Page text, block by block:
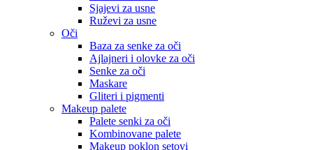
Sjajevi za usne
Ruževi za usne
Oči
Baza za senke za oči
Ajlajneri i olovke za oči
Senke za oči
Maskare
Gliteri i pigmenti
Makeup palete
Palete senki za oči
Kombinovane palete
Makeup poklon setovi